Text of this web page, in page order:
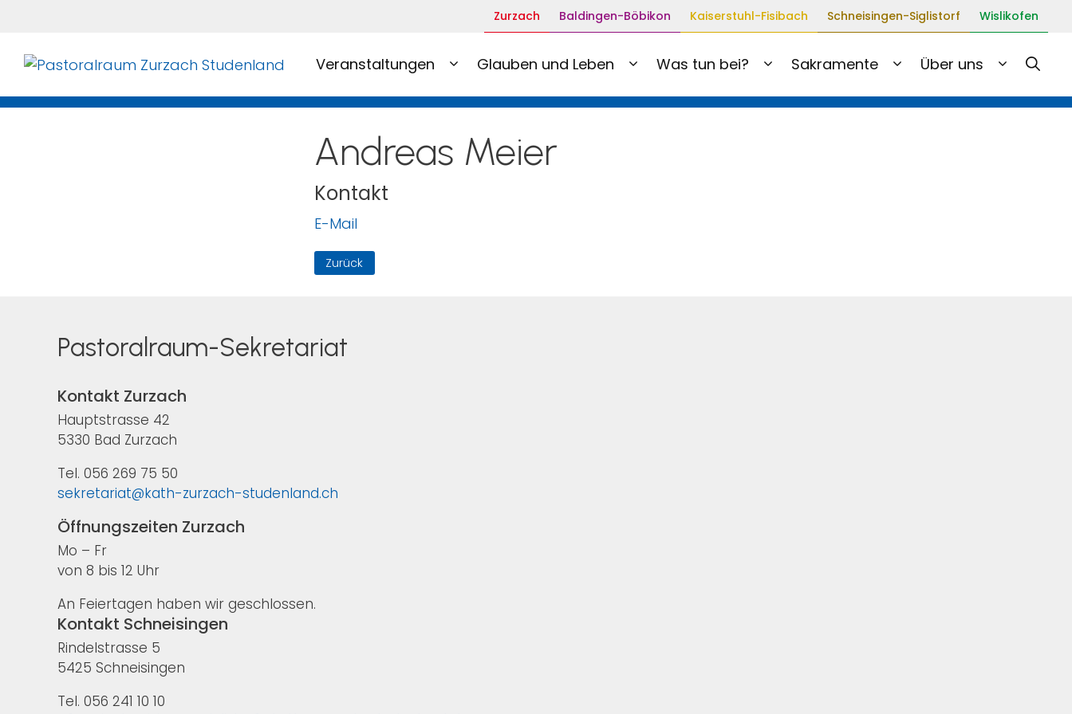
Zurzach Baldingen-Böbikon Kaiserstuhl-Fisibach Schneisingen-Siglistorf Wislikofen
Veranstaltungen Glauben und Leben Was tun bei? Sakramente Über uns
Andreas Meier
Kontakt
E-Mail
Zurück
Pastoralraum-Sekretariat
Kontakt Zurzach
Hauptstrasse 42
5330 Bad Zurzach
Tel. 056 269 75 50
sekretariat@kath-zurzach-studenland.ch
Öffnungszeiten Zurzach
Mo – Fr
von 8 bis 12 Uhr
An Feiertagen haben wir geschlossen.
Kontakt Schneisingen
Rindelstrasse 5
5425 Schneisingen
Tel. 056 241 10 10